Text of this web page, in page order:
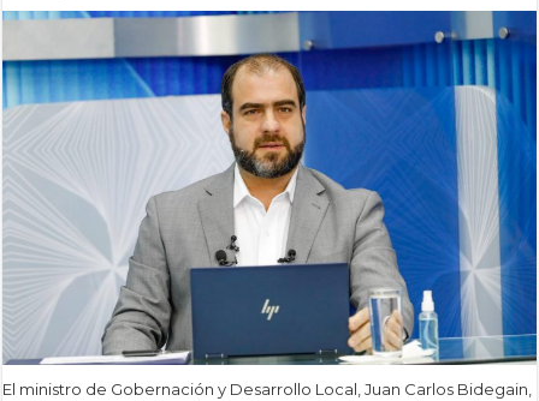
El ministro de Gobernación y Desarrollo Local, Juan Carlos Bidegain,